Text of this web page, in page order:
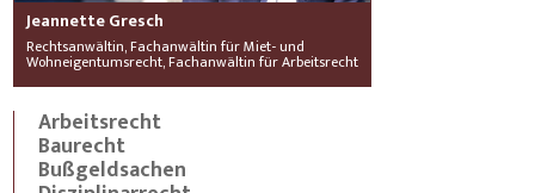
Jeannette Gresch
Rechtsanwältin, Fachanwältin für Miet- und
Wohneigentumsrecht, Fachanwältin für Arbeitsrecht
Arbeitsrecht
Baurecht
Bußgeldsachen